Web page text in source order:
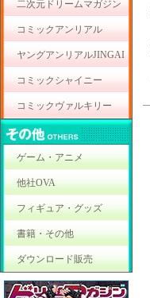
二次元ドリームマガジン
コミックアンリアル
ヤングアンリアルJINGAI
コミックシャイニー
コミックヴァルキリー
ゲーム・アニメ
他社OVA
フィギュア・グッズ
書籍・その他
ダウンロード販売